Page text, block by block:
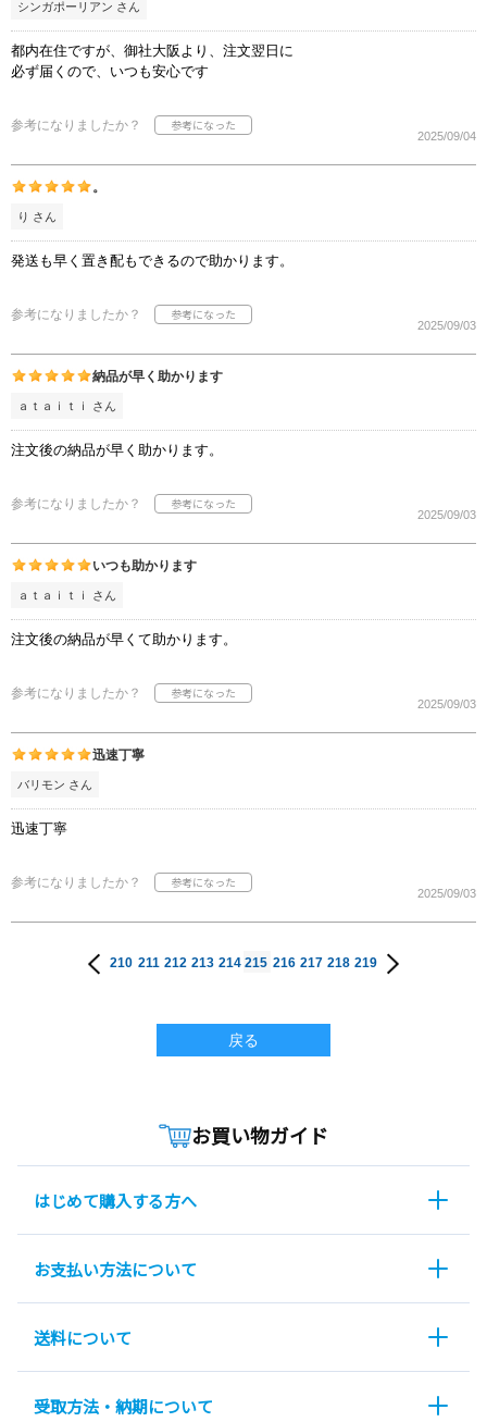
シンガポーリアン さん
都内在住ですが、御社大阪より、注文翌日に
必ず届くので、いつも安心です
参考になりましたか？
2025/09/04
。
り さん
発送も早く置き配もできるので助かります。
参考になりましたか？
2025/09/03
納品が早く助かります
ａｔａｉｔｉ さん
注文後の納品が早く助かります。
参考になりましたか？
2025/09/03
いつも助かります
ａｔａｉｔｉ さん
注文後の納品が早くて助かります。
参考になりましたか？
2025/09/03
迅速丁寧
バリモン さん
迅速丁寧
参考になりましたか？
2025/09/03
210 211 212 213 214 215 216 217 218 219
戻る
お買い物ガイド
はじめて購入する方へ
お支払い方法について
送料について
受取方法・納期について